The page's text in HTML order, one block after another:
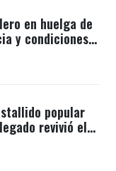
en huelga de
y condiciones
popular
revivió el